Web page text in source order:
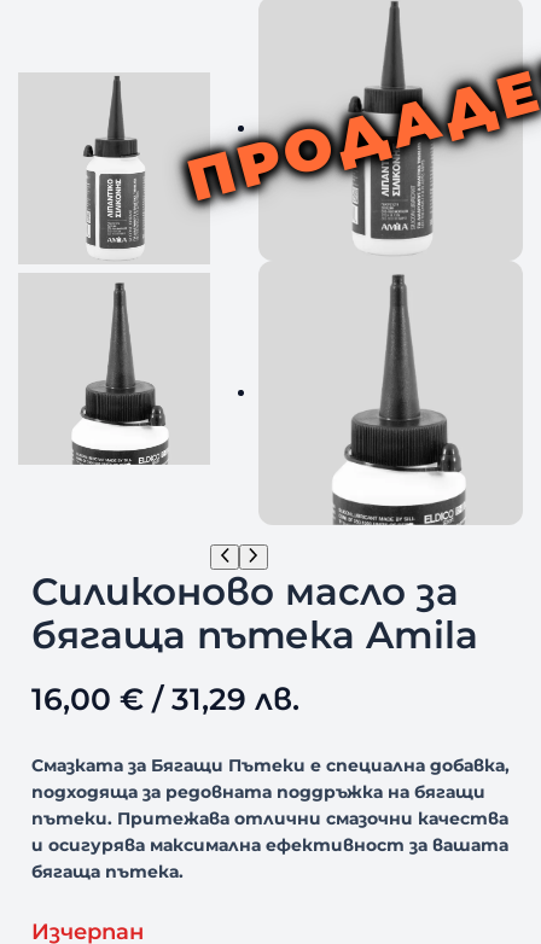
Силиконово масло за
бягаща пътека Amila
16,00 €/ 31,29 лв.
Смазката за Бягащи Пътеки е специална добавка,
подходяща за редовната поддръжка на бягащи
пътеки. Притежава отлични смазочни качества
и осигурява максимална ефективност за вашата
бягаща пътека.
Изчерпан